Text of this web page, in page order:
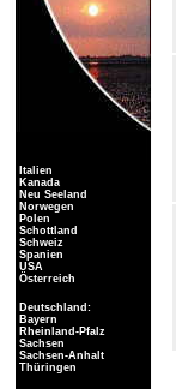
Italien
Kanada
Neu Seeland
Norwegen
Polen
Schottland
Schweiz
Spanien
USA
Österreich
Deutschland:
Bayern
Rheinland-Pfalz
Sachsen
Sachsen-Anhalt
Thüringen